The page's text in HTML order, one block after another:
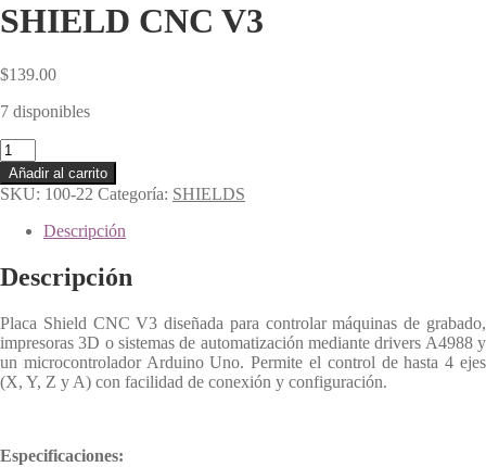
SHIELD CNC V3
$139.00
7 disponibles
SHIELD
CNC
V3
cantidad
Añadir al carrito
SKU: 100-22 Categoría: SHIELDS
Descripción
Descripción
Placa Shield CNC V3 diseñada para controlar máquinas de grabado,
impresoras 3D o sistemas de automatización mediante drivers A4988 y
un microcontrolador Arduino Uno. Permite el control de hasta 4 ejes
(X, Y, Z y A) con facilidad de conexión y configuración.
Especificaciones: